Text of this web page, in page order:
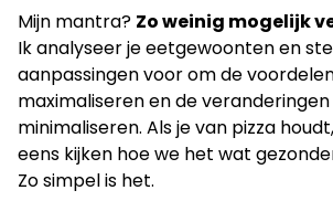
Mijn mantra? Zo weinig mogelijk
Ik analyseer je eetgewoonten en
aanpassingen voor om de
maximaliseren en de
minimaliseren. Als je van pizza
eens kijken hoe we het wat
Zo simpel is het.